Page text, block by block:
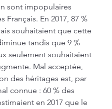
sont impopulaires
Français. En 2017, 87 %
souhaitaient que cette
tandis que 9 %
seulement souhaitaient
Mal acceptée,
des héritages est, par
connue : 60 % des
en 2017 que le